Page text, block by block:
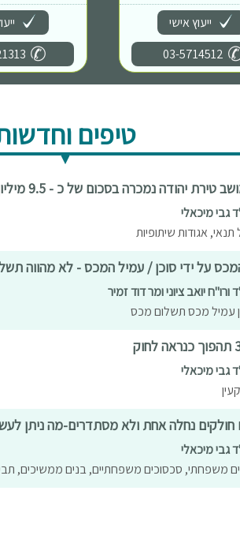
ייעוץ אישי
03-5714512
טיפים
טירת יהודה נמכרה בסכום של כ - 9.5 מיליון ש"ח
גבי מיכאלי
אגודות שיתופיות
על ידי סוכן / עמיל המכס - לא מהווה
יואב ציוני ומר דוד זמיר
עמיל מכס תשלום מכס
גבי מיכאלי
חולקים נחלה אחת ולא מסתדרים-מה ניתן
גבי מיכאלי
משפחתי, סכסוכים משפחתיים, בנים ממשיכים,